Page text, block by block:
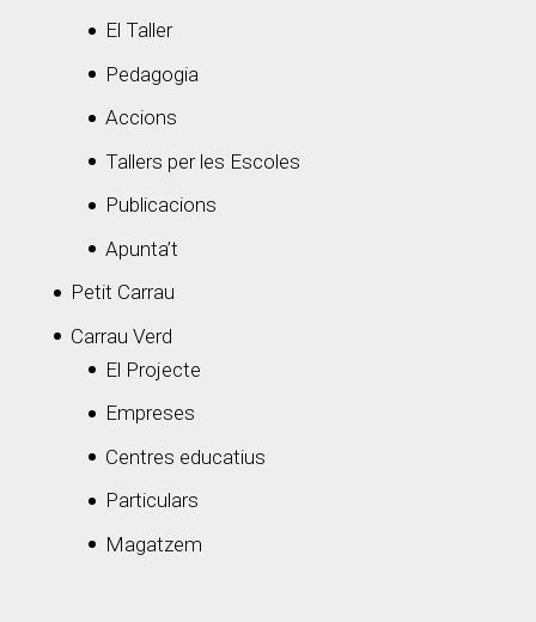
El Taller
Pedagogia
Accions
Tallers per les Escoles
Publicacions
Apunta’t
Petit Carrau
Carrau Verd
El Projecte
Empreses
Centres educatius
Particulars
Magatzem